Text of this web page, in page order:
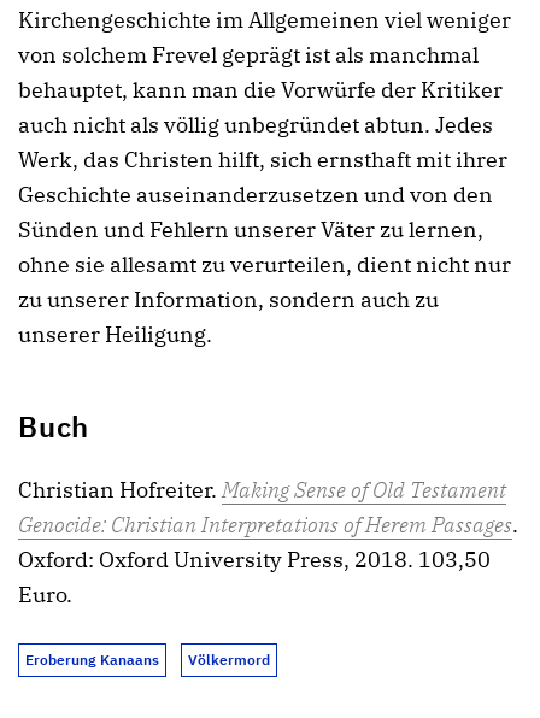
Kirchengeschichte im Allgemeinen viel weniger
von solchem Frevel geprägt ist als manchmal
behauptet, kann man die Vorwürfe der Kritiker
auch nicht als völlig unbegründet abtun. Jedes
Werk, das Christen hilft, sich ernsthaft mit ihrer
Geschichte auseinanderzusetzen und von den
Sünden und Fehlern unserer Väter zu lernen,
ohne sie allesamt zu verurteilen, dient nicht nur
zu unserer Information, sondern auch zu
unserer Heiligung.
Buch
Christian Hofreiter. Making Sense of Old Testament
Genocide: Christian Interpretations of Herem Passages.
Oxford: Oxford University Press, 2018. 103,50
Euro.
Eroberung Kanaans Völkermord